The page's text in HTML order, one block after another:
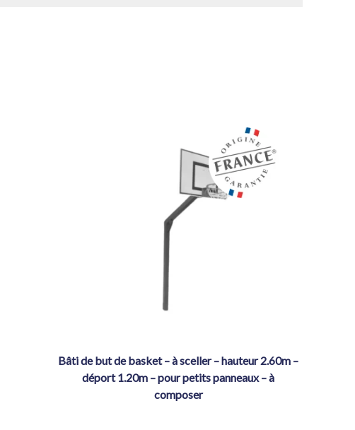
bâti de but de basket – à sceller – hauteur 2.60m –
déport 1.20m – pour petits panneaux – à
composer